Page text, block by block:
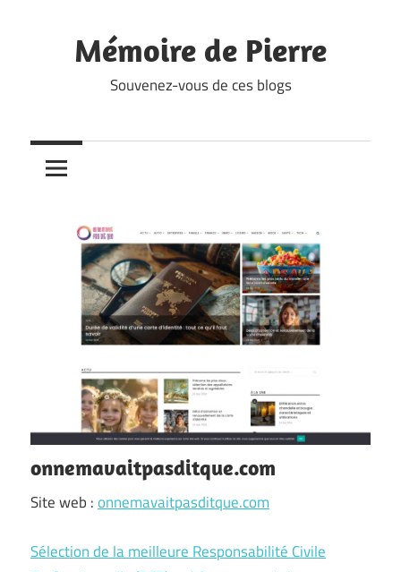
contentMémoire de Pierre
Souvenez-vous de ces blogs
onnemavaitpasditque.com
Site web :onnemavaitpasditque.com
Sélection de la meilleure Responsabilité Civile